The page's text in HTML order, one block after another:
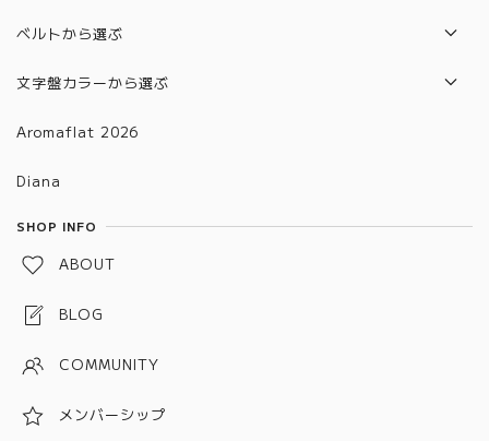
6501~6600
ベルトから選ぶ
本革ベルト
文字盤カラーから選ぶ
グラデーション
パープル
グレー
Aromaflat 2026
Diana
SHOP INFO
ABOUT
BLOG
COMMUNITY
メンバーシップ